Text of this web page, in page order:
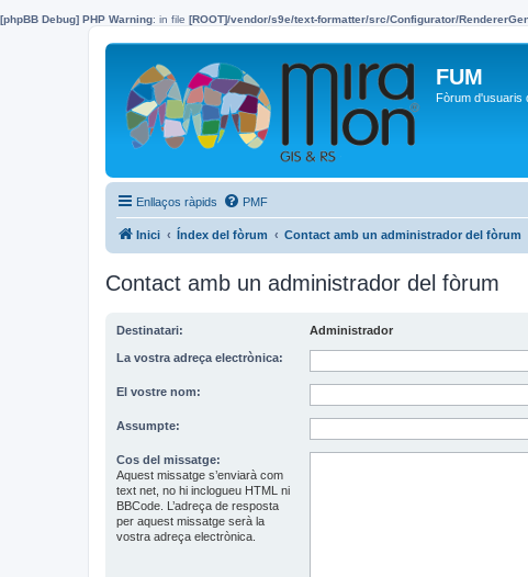
[phpBB Debug] PHP Warning: in file [ROOT]/vendor/s9e/text-formatter/src/Configurator/
FUM
Fòrum d'usuaris
Enllaços ràpids PMF
Inici Índex del fòrum Contact amb un administrador del fòrum
Contact amb un administrador del fòrum
Destinatari: Administrador
La vostra adreça electrònica:
El vostre nom:
Assumpte:
Cos del missatge:
Aquest missatge s’enviarà com
text net, no hi inclogueu HTML ni
BBCode. L’adreça de resposta
per aquest missatge serà la
vostra adreça electrònica.